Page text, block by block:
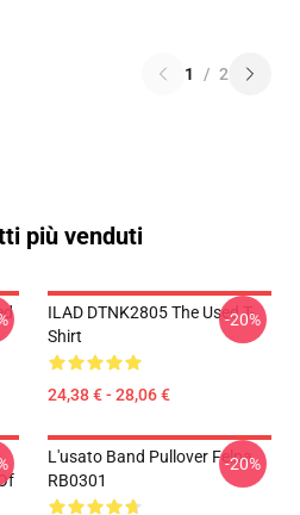
1 / 2
più venduti
ILAD DTNK2805 The Used T-
Shirt
24,38 € - 28,06 €
-20%
L'usato Band Pullover Felpa
RB0301
-20%